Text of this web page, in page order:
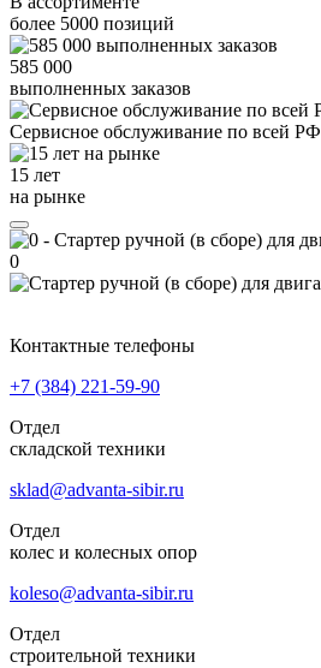
более 5000 позиций
585 000
выполненных заказов
Сервисное обслуживание по всей РФ
15 лет
на рынке
Контактные телефоны
+7 (384) 221-59-90
Отдел
складской техники
sklad@advanta-sibir.ru
Отдел
колес и колесных опор
koleso@advanta-sibir.ru
Отдел
строительной техники